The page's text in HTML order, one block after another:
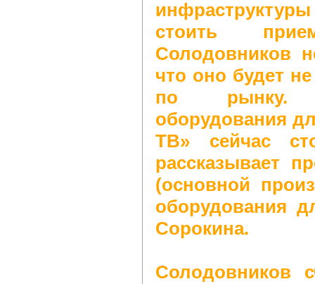
стоить
Солодовников
что оно будет
по рынку.
оборудования
ТВ» сейчас
рассказывает
(основной
оборудования
Сорокина.
Солодовников